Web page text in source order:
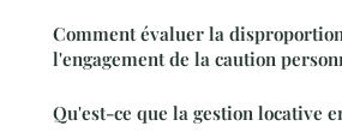
Comment évaluer la
l'engagement de la caution
Qu'est-ce que la gestion locative